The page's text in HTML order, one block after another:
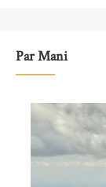
Par Mani